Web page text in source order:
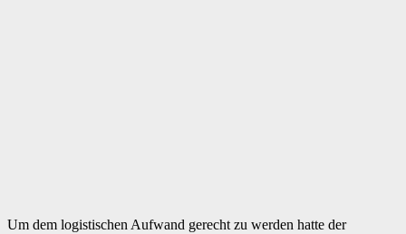
Um dem logistischen Aufwand gerecht zu werden hatte der